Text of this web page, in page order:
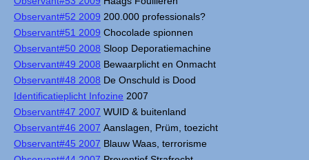
Observant#52 2009 200.000 professionals?
Observant#51 2009 Chocolade spionnen
Observant#50 2008 Sloop Deporatiemachine
Observant#49 2008 Bewaarplicht en Onmacht
Observant#48 2008 De Onschuld is Dood
Identificatieplicht Infozine 2007
Observant#47 2007 WUID & buitenland
Observant#46 2007 Aanslagen, Prüm, toezicht
Observant#45 2007 Blauw Waas, terrorisme